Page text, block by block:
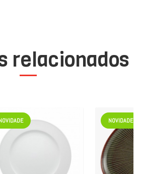
relacionados
NOVIDADE